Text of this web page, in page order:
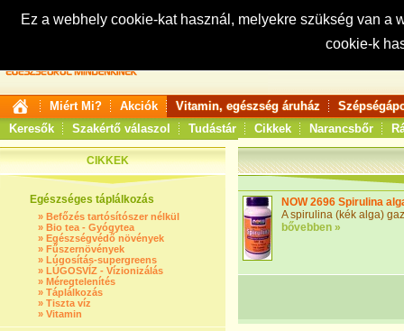
Ez a webhely cookie-kat használ, melyekre szükség van
cookie-k
Keresés:
Miért Mi? Akciók Vitamin, egészség áruház
Keresők
Szakértő válaszol Tudástár Cikkek Narancsbőr
CIKKEK
Egészséges táplálkozás
» Befőzés tartósítószer nélkül
» Bio tea - Gyógytea
» Egészségvédő növények
» Fűszernövények
» Lúgosítás-supergreens
» LÚGOSVÍZ - Vízionizálás
» Méregtelenítés
» Táplálkozás
» Tiszta víz
» Vitamin
NOW 2696 Spirulina
A spirulina (kék alga)
bővebben »